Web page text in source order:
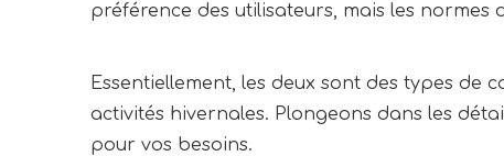
préférence des utilisateurs, mais les normes
Essentiellement, les deux sont des types
activités hivernales. Plongeons dans les
pour vos besoins.